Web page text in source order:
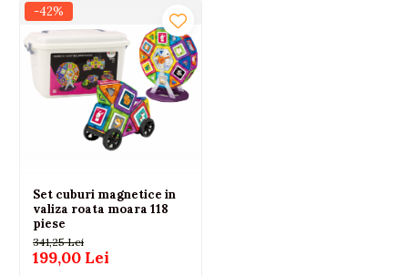
-42%
Set cuburi magnetice in
valiza roata moara 118
piese
341,25 Lei
199,00 Lei